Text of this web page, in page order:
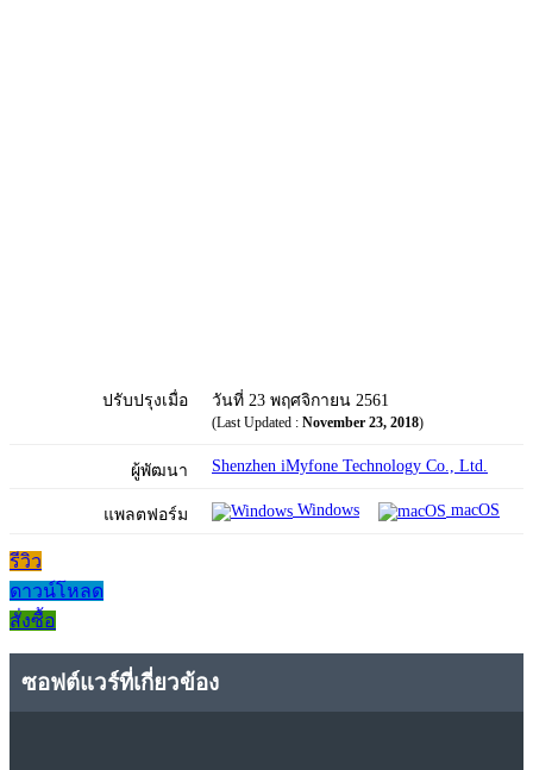
ปรับปรุงเมื่อ วันที่ 23 พฤศจิกายน 2561
(Last Updated : November 23, 2018)
ผู้พัฒนา Shenzhen iMyfone Technology Co., Ltd.
แพลตฟอร์ม Windows macOS
รีวิว
ดาวน์โหลด
สั่งซื้อ
ซอฟต์แวร์ที่เกี่ยวข้อง